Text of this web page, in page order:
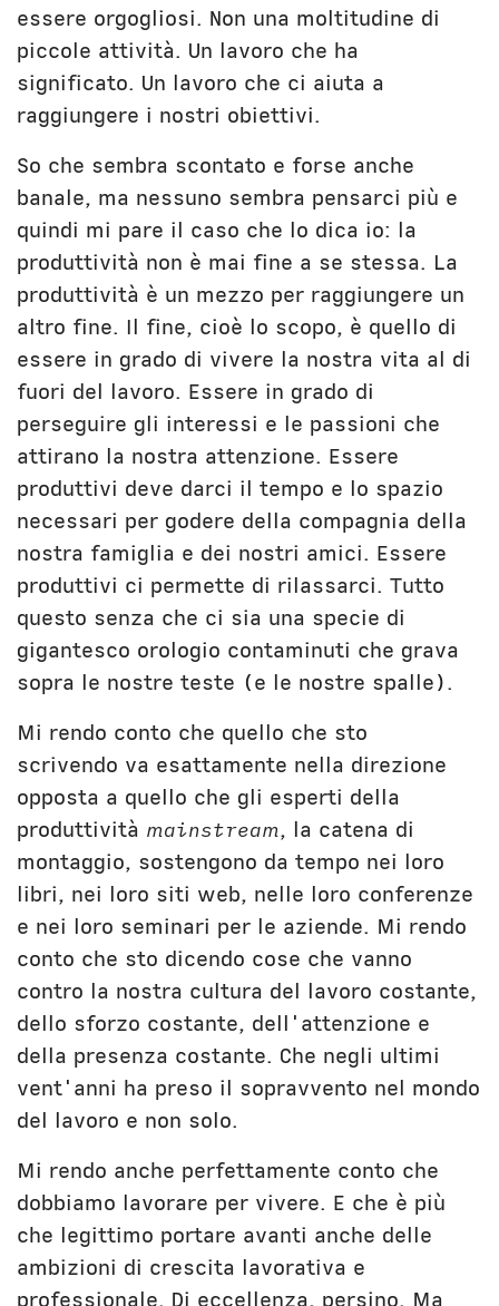
essere orgogliosi. Non una moltitudine di
piccole attività. Un lavoro che ha
significato. Un lavoro che ci aiuta a
raggiungere i nostri obiettivi.
So che sembra scontato e forse anche
banale, ma nessuno sembra pensarci più e
quindi mi pare il caso che lo dica io: la
produttività non è mai fine a se stessa. La
produttività è un mezzo per raggiungere un
altro fine. Il fine, cioè lo scopo, è quello di
essere in grado di vivere la nostra vita al di
fuori del lavoro. Essere in grado di
perseguire gli interessi e le passioni che
attirano la nostra attenzione. Essere
produttivi deve darci il tempo e lo spazio
necessari per godere della compagnia della
nostra famiglia e dei nostri amici. Essere
produttivi ci permette di rilassarci. Tutto
questo senza che ci sia una specie di
gigantesco orologio contaminuti che grava
sopra le nostre teste (e le nostre spalle).
Mi rendo conto che quello che sto
scrivendo va esattamente nella direzione
opposta a quello che gli esperti della
produttività mainstream, la catena di
montaggio, sostengono da tempo nei loro
libri, nei loro siti web, nelle loro conferenze
e nei loro seminari per le aziende. Mi rendo
conto che sto dicendo cose che vanno
contro la nostra cultura del lavoro costante,
dello sforzo costante, dell'attenzione e
della presenza costante. Che negli ultimi
vent'anni ha preso il sopravvento nel mondo
del lavoro e non solo.
Mi rendo anche perfettamente conto che
dobbiamo lavorare per vivere. E che è più
che legittimo portare avanti anche delle
ambizioni di crescita lavorativa e
professionale. Di eccellenza, persino. Ma